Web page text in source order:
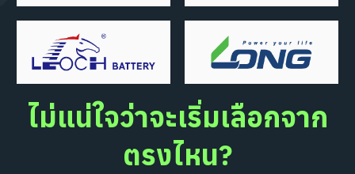
ไม่แน่ใจว่าจะเริ่มเลือกจาก
ตรงไหน?